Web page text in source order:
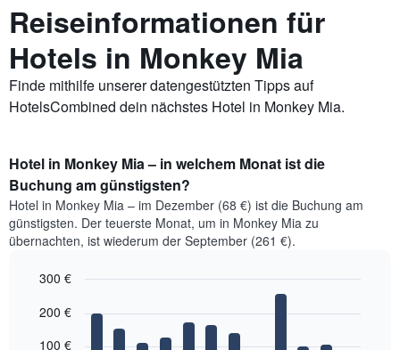
Reiseinformationen für
Hotels in Monkey Mia
Finde mithilfe unserer datengestützten Tipps auf
HotelsCombined dein nächstes Hotel in Monkey Mia.
Hotel in Monkey Mia – in welchem Monat ist die
Buchung am günstigsten?
Hotel in Monkey Mia – im Dezember (68 €) ist die Buchung am
günstigsten. Der teuerste Monat, um in Monkey Mia zu
übernachten, ist wiederum der September (261 €).
chart
12
graphic.
100 €
200 €
300 €